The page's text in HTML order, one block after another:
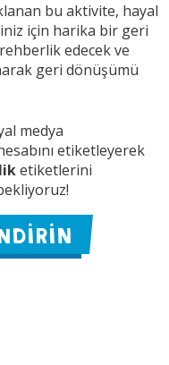
bu aktivite, hayal
için harika bir geri
edecek ve
geri dönüşümü
medya
etiketleyerek
etiketlerini